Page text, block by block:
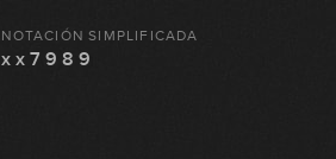
NOTACIÓN SIMPLIFICADA
x x 7 9 8 9